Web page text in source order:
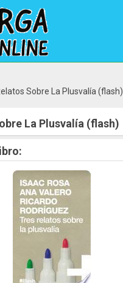
Sobre La Plusvalía (flash)
La Plusvalía (flash)